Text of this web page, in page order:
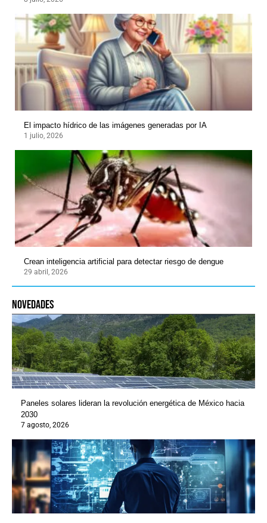
El impacto hídrico de las imágenes generadas por IA
1 julio, 2026
Crean inteligencia artificial para detectar riesgo de dengue
29 abril, 2026
novedades
Paneles solares lideran la revolución energética de México hacia
2030
7 agosto, 2026